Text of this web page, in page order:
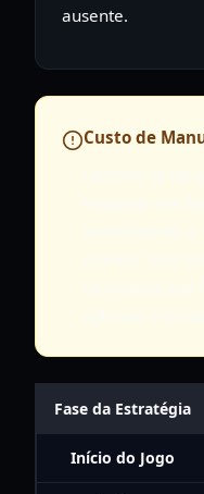
ausente.
Custo de
Fase da Estratégia
Início do Jogo